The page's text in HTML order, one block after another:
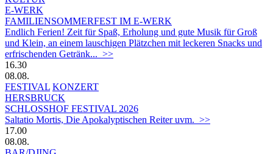
E-WERK
FAMILIENSOMMERFEST IM E-WERK
Endlich Ferien! Zeit für Spaß, Erholung und gute Musik für Groß
und Klein, an einem lauschigen Plätzchen mit leckeren Snacks und
erfrischenden Getränk... >>
16.30
08.08.
FESTIVAL KONZERT
HERSBRUCK
SCHLOSSHOF FESTIVAL 2026
Saltatio Mortis, Die Apokalyptischen Reiter uvm. >>
17.00
08.08.